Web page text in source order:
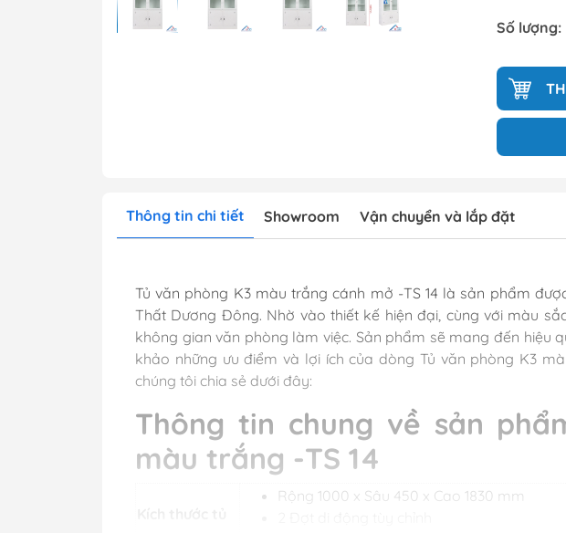
Số lượng:
Thông tin chi tiết Showroom Vận chuyển và lắp đặt
Tủ văn phòng K3 màu trắng cánh mở -TS 14 là sản phẩm
Thất Dương Đông. Nhờ vào thiết kế hiện đại, cùng với màu
không gian văn phòng làm việc. Sản phẩm sẽ mang đến hiệu
khảo những ưu điểm và lợi ích của dòng Tủ văn phòng K3
chúng tôi chia sẻ dưới đây:
Thông tin chung về sản
màu trắng -TS 14
Rộng 1000 x Sâu 450 x Cao 1830 mm